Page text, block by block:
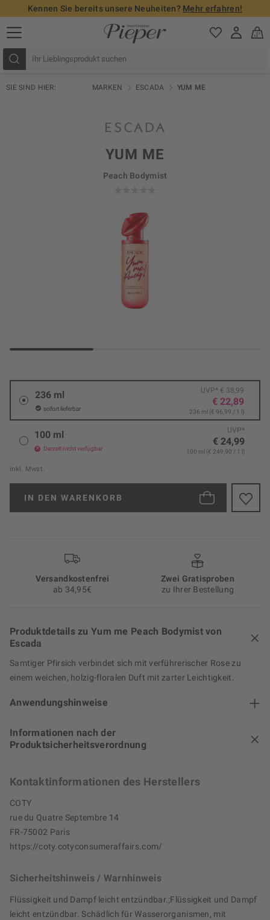
Kennen Sie bereits unsere Neuheiten? Mehr erfahren!
SIE SIND HIER: MARKEN ESCADA YUM ME
YUM ME
Peach Bodymist
236 ml
sofort lieferbar
UVP* € 38,99
€ 22,89
236 ml (€ 96,99 / 1 l)
100 ml
Derzeit nicht verfügbar
UVP*
€ 24,99
100 ml (€ 249,90 / 1 l)
inkl. Mwst.
IN DEN WARENKORB
Versand­kosten­frei
ab 34,95€
Zwei Gratisproben
zu Ihrer Bestellung
Produktdetails zu Yum me Peach Bodymist von
Escada
Samtiger Pfirsich verbindet sich mit verführerischer Rose zu
einem weichen, holzig-floralen Duft mit zarter Leichtigkeit.
Anwendungshinweise
Informationen nach der
Produktsicherheitsverordnung
Kontaktinformationen des Herstellers
COTY
rue du Quatre Septembre 14
FR-75002 Paris
https://coty.cotyconsumeraffairs.com/
Sicherheitshinweis / Warnhinweis
Flüssigkeit und Dampf leicht entzündbar.;Flüssigkeit und Dampf
leicht entzündbar. Schädlich für Wasserorganismen, mit